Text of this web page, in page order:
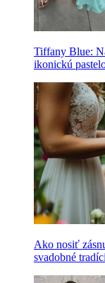
Tiffany Blue:
ikonickú
Ako nosiť
svadobné